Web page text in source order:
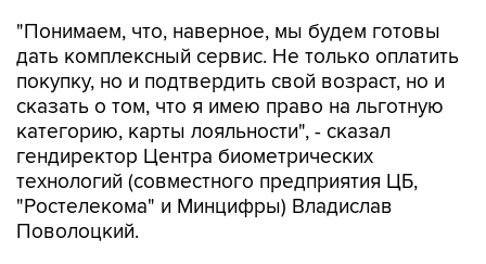
"Понимаем, что, наверное, мы будем готовы
дать комплексный сервис. Не только оплатить
покупку, но и подтвердить свой возраст, но и
сказать о том, что я имею право на льготную
категорию, карты лояльности", - сказал
гендиректор Центра биометрических
технологий (совместного предприятия ЦБ,
"Ростелекома" и Минцифры) Владислав
Поволоцкий.